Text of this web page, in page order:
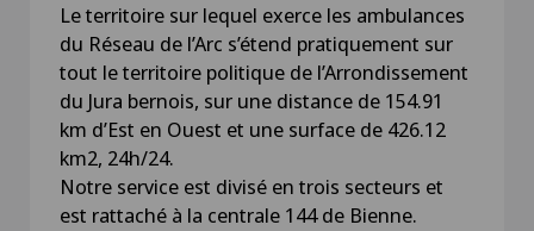
Le territoire sur lequel exerce les ambulances
du Réseau de l’Arc s’étend pratiquement sur
tout le territoire politique de l’Arrondissement
du Jura bernois, sur une distance de 154.91
km d’Est en Ouest et une surface de 426.12
km2, 24h/24.
Notre service est divisé en trois secteurs et
est rattaché à la centrale 144 de Bienne.